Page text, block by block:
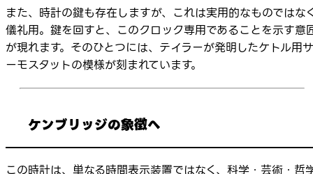
また、時計の鍵も存在しますが、これは実用的なものではな
儀礼用。鍵を回すと、このクロック専用であることを示す意
が現れます。そのひとつには、テイラーが発明したケトル用サ
ーモスタットの模様が刻まれています。
ケンブリッジの象徴へ
この時計は、単なる時間表示装置ではなく、科学・芸術・哲